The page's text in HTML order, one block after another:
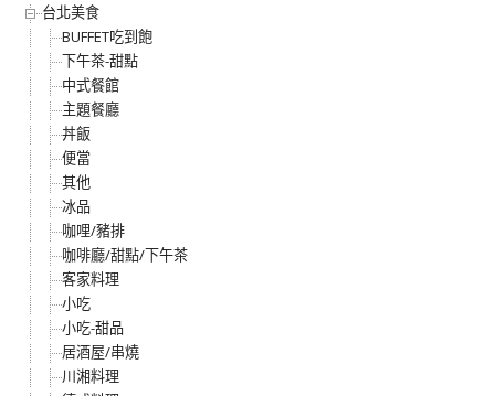
台北美食
BUFFET吃到飽
下午茶-甜點
中式餐館
主題餐廳
丼飯
便當
其他
冰品
咖哩/豬排
咖啡廳/甜點/下午茶
客家料理
小吃
小吃-甜品
居酒屋/串燒
川湘料理